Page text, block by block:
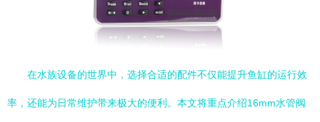
在水族设备的世界中，选择合适的配件不仅能提升鱼缸的运行效
率，还能为日常维护带来极大的便利。本文将重点介绍16mm水管阀